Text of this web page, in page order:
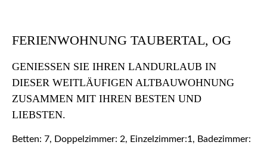
FERIENWOHNUNG TAUBERTAL, OG
GENIESSEN SIE IHREN LANDURLAUB IN D
IESER WEITLÄUFIGEN ALTBAUWOHNUNG Z
USAMMEN MIT IHREN BESTEN UND L
IEBSTEN.
Betten: 7, Doppelzimmer: 2, Einzelzimmer:1, Badezimmer: